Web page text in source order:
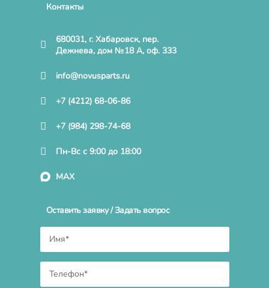
Контакты
680031, г. Хабаровск, пер.
Дежнева, дом №18 А, оф. 333
info@novusparts.ru
+7 (4212) 68-06-86
+7 (984) 298-74-68
Пн-Вс с 9:00 до 18:00
MAX
Оставить заявку / Задать вопрос